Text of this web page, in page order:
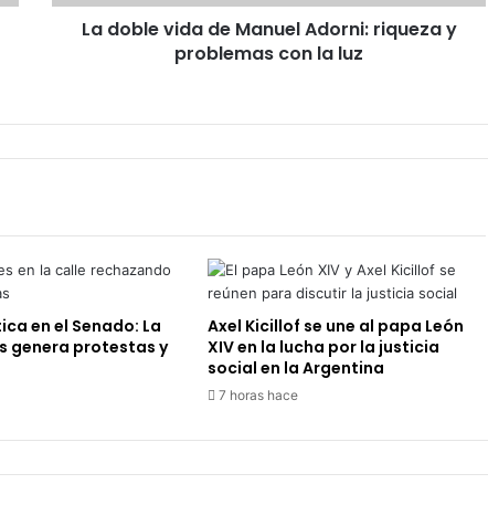
La doble vida de Manuel Adorni: riqueza y
problemas con la luz
en el Senado: La
genera protestas y
Axel Kicillof se une al papa León
XIV en la lucha por la justicia
social en la Argentina
7 horas hace